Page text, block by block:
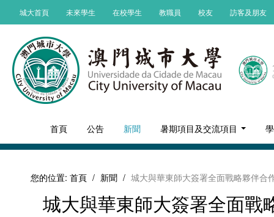
城大首頁 未來學生 在校學生 教職員 校友 訪客及朋友
首頁 公告 新聞 暑期項目及交流項目
您的位置: 首頁 / 新聞 / 城大與華東師大簽署全面戰略夥伴
城大與華東師大簽署全面